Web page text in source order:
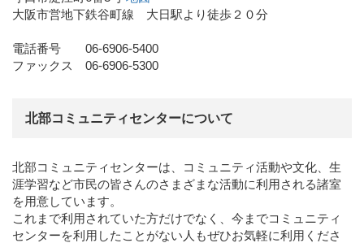
大阪市営地下鉄谷町線 大日駅より徒歩２０分
電話番号 06-6906-5400
ファックス 06-6906-5300
北部コミュニティセンターについて
北部コミュニティセンターは、コミュニティ活動や文化、生
涯学習など市民の皆さんのさまざまな活動に利用される諸室
を用意しています。
これまで利用されていた方だけでなく、今までコミュニティ
センターを利用したことがない人もぜひお気軽に利用くださ